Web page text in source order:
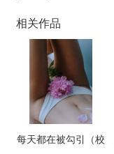
相关作品
每天都在被勾引（校